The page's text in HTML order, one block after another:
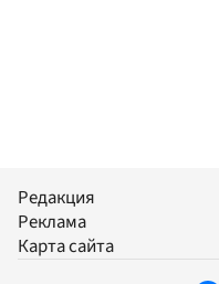
Редакция
Реклама
Карта сайта